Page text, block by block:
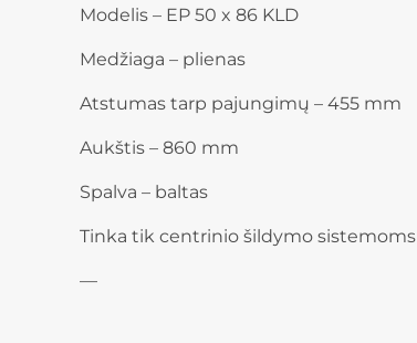
Modelis – EP 50 x 86 KLD
Medžiaga – plienas
Atstumas tarp pajungimų – 455 mm
Aukštis – 860 mm
Spalva – baltas
Tinka tik centrinio šildymo sistemoms
—